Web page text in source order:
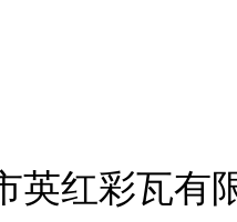
英红彩瓦有